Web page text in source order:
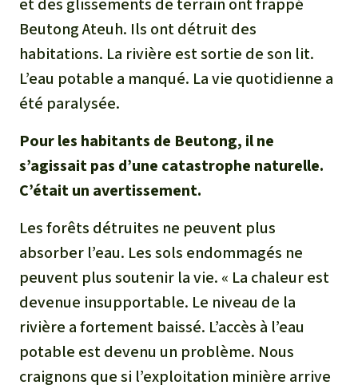
Beutong Ateuh. Ils ont détruit des
habitations. La rivière est sortie de son lit.
L’eau potable a manqué. La vie quotidienne a
été paralysée.
Pour les habitants de Beutong, il ne
s’agissait pas d’une catastrophe naturelle.
C’était un avertissement.
Les forêts détruites ne peuvent plus
absorber l’eau. Les sols endommagés ne
peuvent plus soutenir la vie. « La chaleur est
devenue insupportable. Le niveau de la
rivière a fortement baissé. L’accès à l’eau
potable est devenu un problème. Nous
craignons que si l’exploitation minière arrive